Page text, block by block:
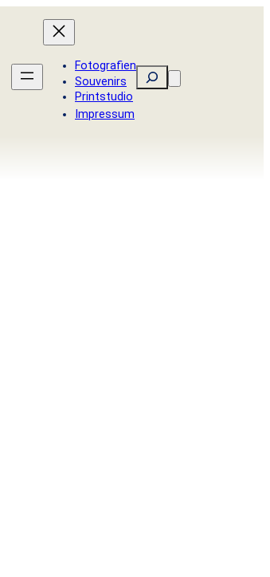
Fotografien
Souvenirs
Printstudio
Impressum
Suchen